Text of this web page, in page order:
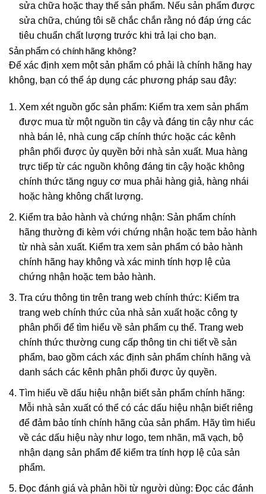
sửa chữa hoặc thay thế sản phẩm. Nếu sản phẩm được
sửa chữa, chúng tôi sẽ chắc chắn rằng nó đáp ứng các
tiêu chuẩn chất lượng trước khi trả lại cho bạn.
Sản phẩm có chính hãng không?
Để xác định xem một sản phẩm có phải là chính hãng hay
không, bạn có thể áp dụng các phương pháp sau đây:
Xem xét nguồn gốc sản phẩm: Kiểm tra xem sản phẩm
được mua từ một nguồn tin cậy và đáng tin cậy như các
nhà bán lẻ, nhà cung cấp chính thức hoặc các kênh
phân phối được ủy quyền bởi nhà sản xuất. Mua hàng
trực tiếp từ các nguồn không đáng tin cậy hoặc không
chính thức tăng nguy cơ mua phải hàng giả, hàng nhái
hoặc hàng không chất lượng.
Kiểm tra bảo hành và chứng nhận: Sản phẩm chính
hãng thường đi kèm với chứng nhận hoặc tem bảo hành
từ nhà sản xuất. Kiểm tra xem sản phẩm có bảo hành
chính hãng hay không và xác minh tính hợp lệ của
chứng nhận hoặc tem bảo hành.
Tra cứu thông tin trên trang web chính thức: Kiểm tra
trang web chính thức của nhà sản xuất hoặc công ty
phân phối để tìm hiểu về sản phẩm cụ thể. Trang web
chính thức thường cung cấp thông tin chi tiết về sản
phẩm, bao gồm cách xác định sản phẩm chính hãng và
danh sách các kênh phân phối được ủy quyền.
Tìm hiểu về dấu hiệu nhận biết sản phẩm chính hãng:
Mỗi nhà sản xuất có thể có các dấu hiệu nhận biết riêng
để đảm bảo tính chính hãng của sản phẩm. Hãy tìm hiểu
về các dấu hiệu này như logo, tem nhãn, mã vạch, bộ
nhận dạng sản phẩm để kiểm tra tính hợp lệ của sản
phẩm.
Đọc đánh giá và phản hồi từ người dùng: Đọc các đánh